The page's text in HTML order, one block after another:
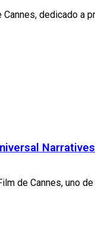
dedicado a
de Cannes, uno